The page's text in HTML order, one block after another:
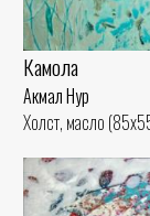
Камола
Акмал Нур
Холст, масло